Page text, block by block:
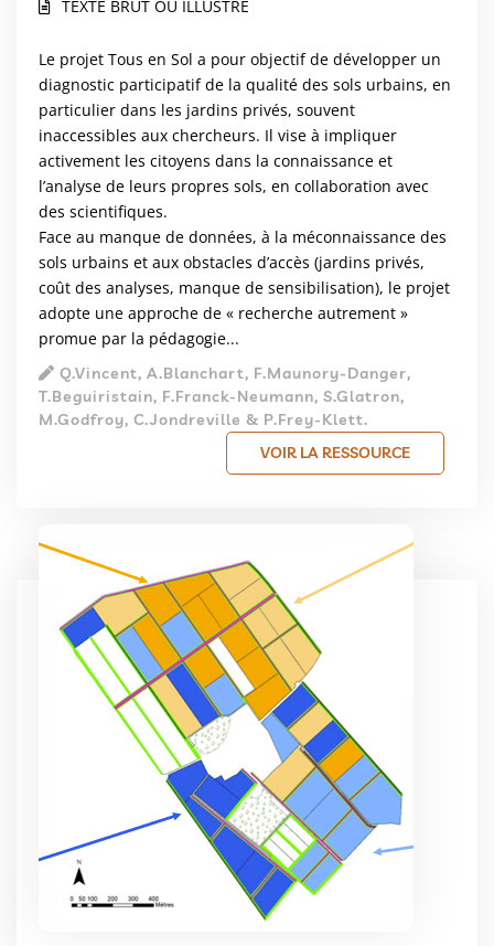
TEXTE BRUT OU ILLUSTRÉ
Le projet Tous en Sol a pour objectif de développer un
diagnostic participatif de la qualité des sols urbains, en
particulier dans les jardins privés, souvent
inaccessibles aux chercheurs. Il vise à impliquer
activement les citoyens dans la connaissance et
l’analyse de leurs propres sols, en collaboration avec
des scientifiques.
Face au manque de données, à la méconnaissance des
sols urbains et aux obstacles d’accès (jardins privés,
coût des analyses, manque de sensibilisation), le projet
adopte une approche de « recherche autrement »
promue par la pédagogie...
Q.Vincent, A.Blanchart, F.Maunory-Danger,
T.Beguiristain, F.Franck-Neumann, S.Glatron,
M.Godfroy, C.Jondreville & P.Frey-Klett.
VOIR LA RESSOURCE